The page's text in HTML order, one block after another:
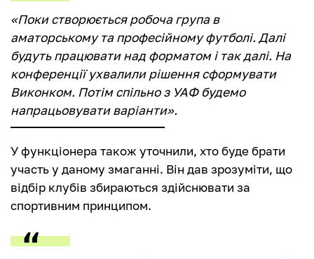
«Поки створюється робоча група в
аматорському та професійному футболі. Далі
будуть працювати над форматом і так далі. На
конференції ухвалили рішення сформувати
Виконком. Потім спільно з УАФ будемо
напрацьовувати варіанти».
У функціонера також уточнили, хто буде брати
участь у даному змаганні. Він дав зрозуміти, що
відбір клубів збираються здійснювати за
спортивним принципом.